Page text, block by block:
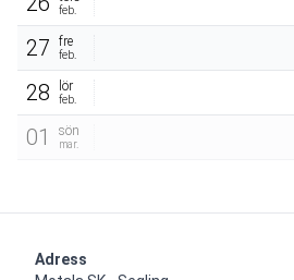
feb.
27 fre
feb.
28 lör
feb.
01 sön
mar.
Adress